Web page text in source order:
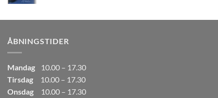
var:
er:
ÅBNINGSTIDER
Mandag
10.00 – 17.30
Tirsdag
10.00 – 17.30
Onsdag
10.00 – 17.30